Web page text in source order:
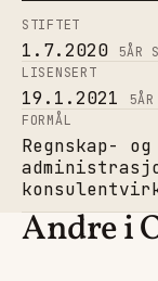
STIFTET
1.7.2020 5ÅR
LISENSERT
19.1.2021 5ÅR
FORMÅL
Regnskap-
Andre i